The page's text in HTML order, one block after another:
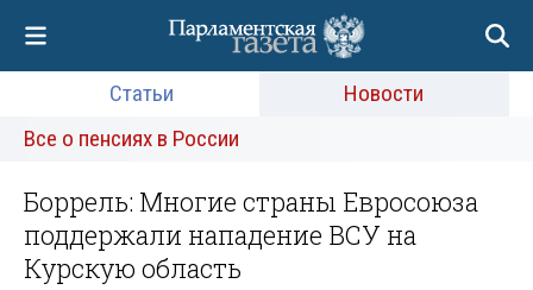
Статьи
Новости
Все о пенсиях в России
Боррель: Многие страны Евросоюза
поддержали нападение ВСУ на
Курскую область